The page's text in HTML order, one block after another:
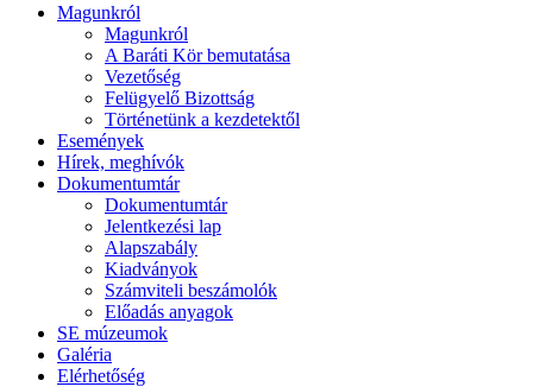
Magunkról
Magunkról
A Baráti Kör bemutatása
Vezetőség
Felügyelő Bizottság
Történetünk a kezdetektől
Események
Hírek, meghívók
Dokumentumtár
Dokumentumtár
Jelentkezési lap
Alapszabály
Kiadványok
Számviteli beszámolók
Előadás anyagok
SE múzeumok
Galéria
Elérhetőség